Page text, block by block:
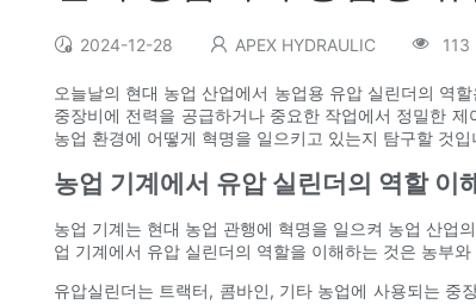
2024-12-28 APEX HYDRAULIC 113
오늘날의 현대 농업 산업에서 농업용 유압 실린더의 역
중장비에 전력을 공급하거나 중요한 작업에서 정밀한
농업 환경에 어떻게 혁명을 일으키고 있는지 탐구할 것
농업 기계에서 유압 실린더의 역할 이
농업 기계는 현대 농업 관행에 혁명을 일으켜 농업 산업
업 기계에서 유압 실린더의 역할을 이해하는 것은 농부
유압실린더는 트랙터, 콤바인, 기타 농업에 사용되는 중